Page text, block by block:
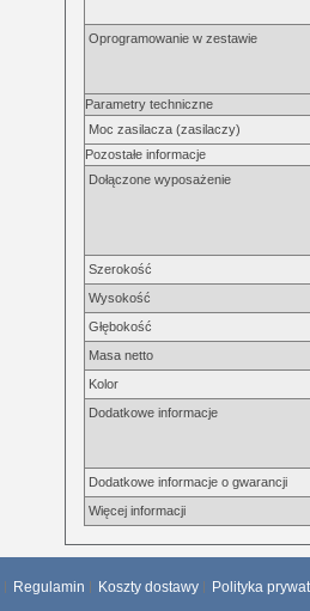
Oprogramowanie w zestawie
Parametry techniczne
Moc zasilacza (zasilaczy)
Pozostałe informacje
Dołączone wyposażenie
Szerokość
Wysokość
Głębokość
Masa netto
Kolor
Dodatkowe informacje
Dodatkowe informacje o gwarancji
Więcej informacji
Regulamin Koszty dostawy Polityka